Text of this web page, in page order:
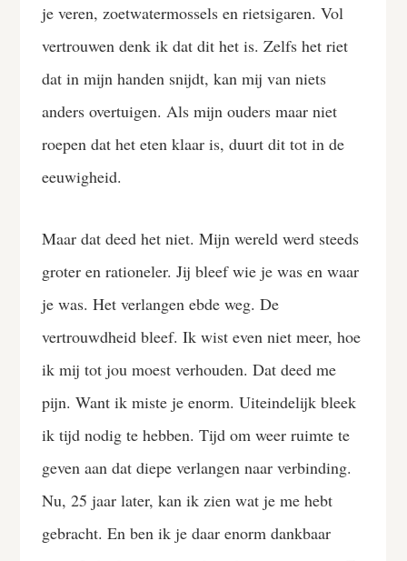
je veren, zoetwatermossels en rietsigaren. Vol
vertrouwen denk ik dat dit het is. Zelfs het riet
dat in mijn handen snijdt, kan mij van niets
anders overtuigen. Als mijn ouders maar niet
roepen dat het eten klaar is, duurt dit tot in de
eeuwigheid.
Maar dat deed het niet. Mijn wereld werd steeds
groter en rationeler. Jij bleef wie je was en waar
je was. Het verlangen ebde weg. De
vertrouwdheid bleef. Ik wist even niet meer, hoe
ik mij tot jou moest verhouden. Dat deed me
pijn. Want ik miste je enorm. Uiteindelijk bleek
ik tijd nodig te hebben. Tijd om weer ruimte te
geven aan dat diepe verlangen naar verbinding.
Nu, 25 jaar later, kan ik zien wat je me hebt
gebracht. En ben ik je daar enorm dankbaar